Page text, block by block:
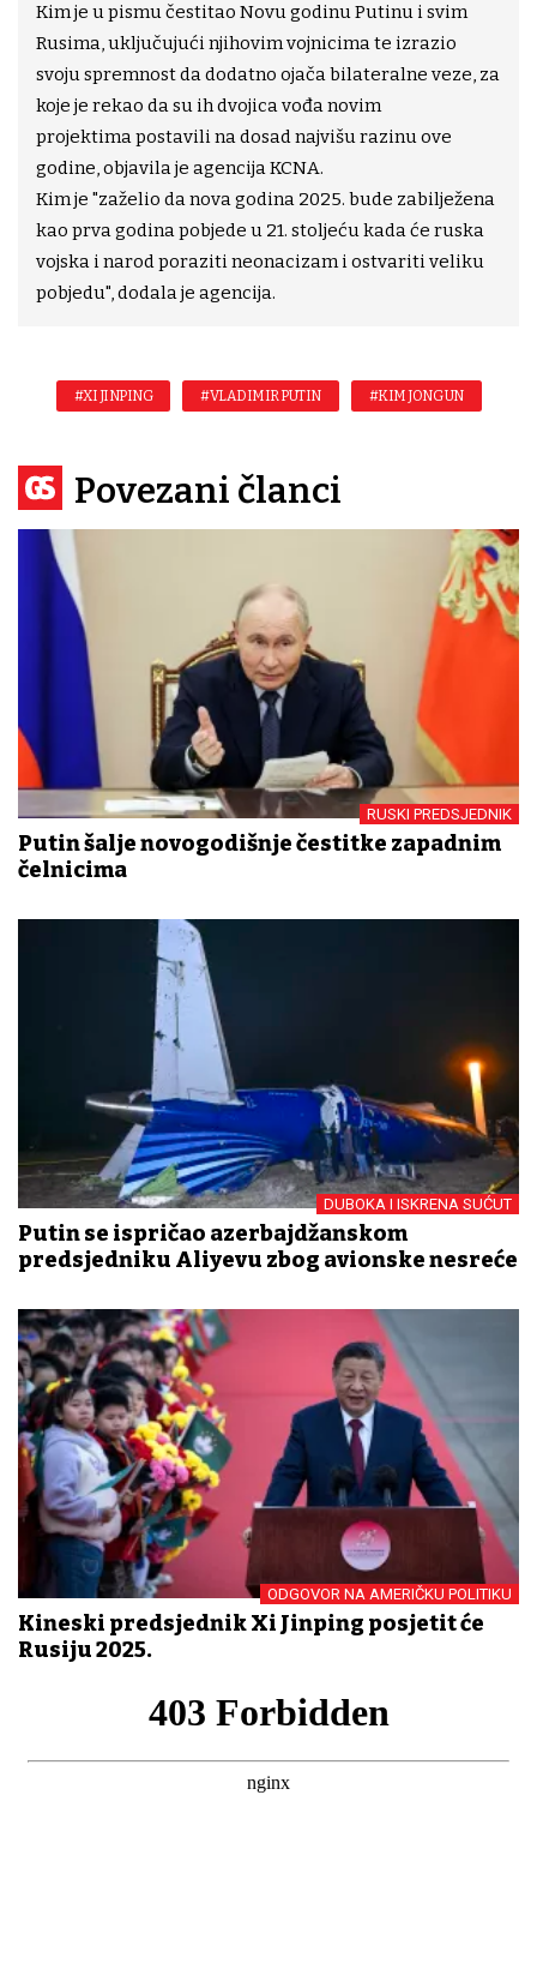
Kim je u pismu čestitao Novu godinu Putinu i svim
Rusima, uključujući njihovim vojnicima te izrazio
svoju spremnost da dodatno ojača bilateralne veze, za
koje je rekao da su ih dvojica vođa novim
projektima postavili na dosad najvišu razinu ove
godine, objavila je agencija KCNA.
Kim je "zaželio da nova godina 2025. bude zabilježena
kao prva godina pobjede u 21. stoljeću kada će ruska
vojska i narod poraziti neonacizam i ostvariti veliku
pobjedu", dodala je agencija.
#XI JINPING #VLADIMIR PUTIN #KIM JONG UN
Povezani članci
RUSKI PREDSJEDNIK
Putin šalje novogodišnje čestitke zapadnim
čelnicima
DUBOKA I ISKRENA SUĆUT
Putin se ispričao azerbajdžanskom
predsjedniku Aliyevu zbog avionske nesreće
ODGOVOR NA AMERIČKU POLITIKU
Kineski predsjednik Xi Jinping posjetit će
Rusiju 2025.